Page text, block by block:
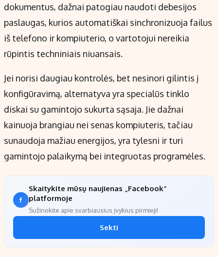
dokumentus, dažnai patogiau naudoti debesijos
paslaugas, kurios automatiškai sinchronizuoja failus
iš telefono ir kompiuterio, o vartotojui nereikia
rūpintis techniniais niuansais.
Jei norisi daugiau kontrolės, bet nesinori gilintis į
konfigūravimą, alternatyva yra specialūs tinklo
diskai su gamintojo sukurta sąsaja. Jie dažnai
kainuoja brangiau nei senas kompiuteris, tačiau
sunaudoja mažiau energijos, yra tylesni ir turi
gamintojo palaikymą bei integruotas programėles.
Skaitykite mūsų naujienas „Facebook“
platformoje
Sužinokite apie svarbiausius įvykius pirmieji!
Sekti